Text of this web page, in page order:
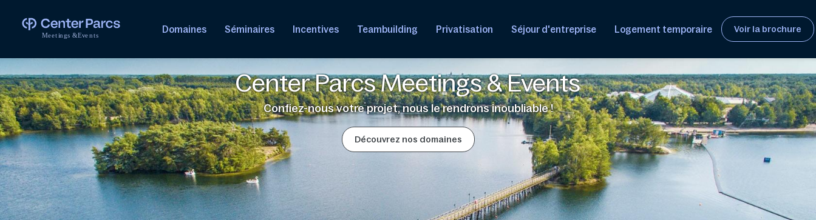
Meetings &Events
Domaines Séminaires Incentives Teambuilding Privatisation Séjour d'entreprise Logement temporaire Voir la brochure
Center Parcs Meetings & Events
Confiez-nous votre projet, nous le rendrons inoubliable !
Découvrez nos domaines